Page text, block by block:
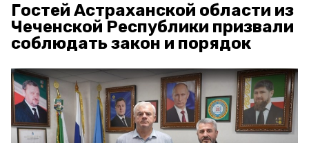
Гостей Астраханской области из
Чеченской Республики призвали
соблюдать закон и порядок